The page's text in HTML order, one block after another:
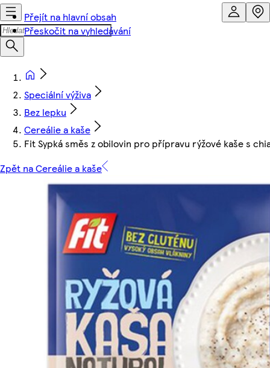
Přejít na hlavní obsah
Přeskočit na vyhledávání
Speciální výživa
Bez lepku
Cereálie a kaše
Fit Sypká směs z obilovin pro přípravu rýžové kaše s
Zpět na Cereálie a kaše